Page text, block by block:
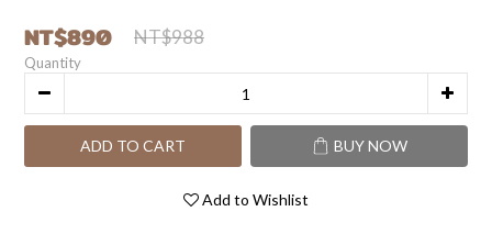
NT$890 NT$988
Quantity
ADD TO CART BUY NOW
Add to Wishlist